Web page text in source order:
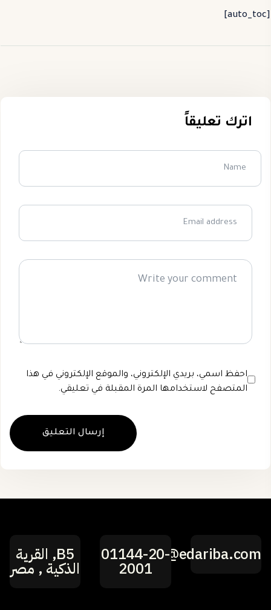
[auto_toc]
اترك تعليقاً
احفظ اسمي، بريدي الإلكتروني، والموقع الإلكتروني في هذا
المتصفح لاستخدامها المرة المقبلة في تعليقي.
hi@edariba.com
01144-20-
2001
B5, القرية
الذكية , مصر